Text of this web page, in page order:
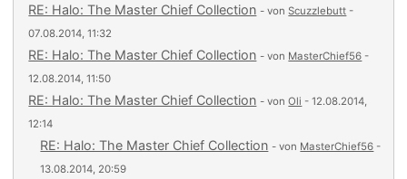
RE: Halo: The Master Chief Collection - vonScuzzlebutt -
07.08.2014, 11:32
RE: Halo: The Master Chief Collection - von MasterChief56 -
12.08.2014, 11:50
RE: Halo: The Master Chief Collection - vonOli - 12.08.2014,
12:14
RE: Halo: The Master Chief Collection - von MasterChief56 -
13.08.2014, 20:59